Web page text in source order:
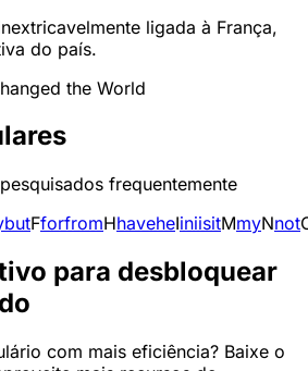
ligada à França,
do país.
the World
frequentemente
butFforfromHhaveheIiniisitMmyNnot
para desbloquear
com mais eficiência? Baixe o